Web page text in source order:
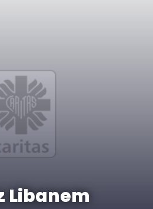
Libanem